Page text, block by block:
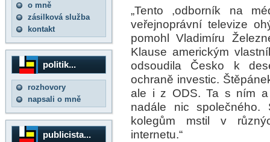
o mně
zásilková služba
kontakt
politik...
rozhovory
napsali o mně
publicista...
„Tento ,odborník na
veřejnoprávní televize
pomohl Vladimíru
Klause americkým
odsoudila Česko k
ochraně investic.
ale i z ODS. Ta s ním a
nadále nic
kolegům mstil v
internetu.“